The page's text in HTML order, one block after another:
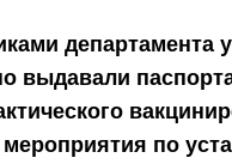
департамента
выдавали
по